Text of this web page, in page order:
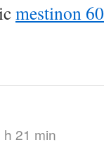
mestinon
21 min